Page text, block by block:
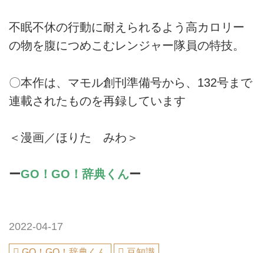
不眠不休の行動に耐えられるよう高カロリー
の物を腹につめこむレンジャー隊員の特技。
〇本作は、マモル創刊準備号から、132号まで
連載されたものを再録しています
＜漫画／ほりた みわ＞
ーGO！GO！辞典くんー
2022-04-17